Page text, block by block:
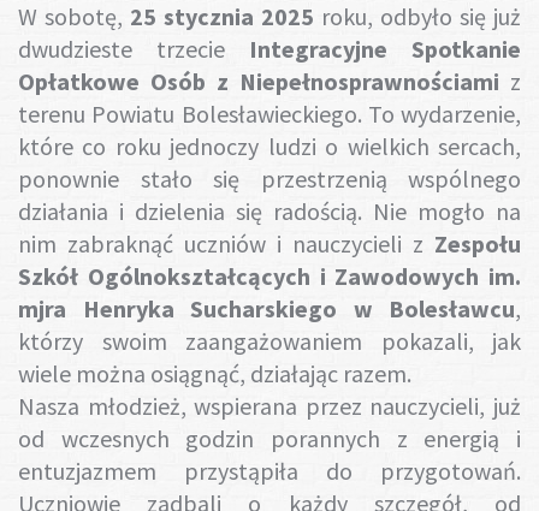
W sobotę, 25 stycznia 2025 roku, odbyło się już
dwudzieste trzecie Integracyjne Spotkanie
Opłatkowe Osób z Niepełnosprawnościami z
terenu Powiatu Bolesławieckiego. To wydarzenie,
które co roku jednoczy ludzi o wielkich sercach,
ponownie stało się przestrzenią wspólnego
działania i dzielenia się radością. Nie mogło na
nim zabraknąć uczniów i nauczycieli z Zespołu
Szkół Ogólnokształcących i Zawodowych im.
mjra Henryka Sucharskiego w Bolesławcu,
którzy swoim zaangażowaniem pokazali, jak
wiele można osiągnąć, działając razem.
Nasza młodzież, wspierana przez nauczycieli, już
od wczesnych godzin porannych z energią i
entuzjazmem przystąpiła do przygotowań.
Uczniowie zadbali o każdy szczegół, od